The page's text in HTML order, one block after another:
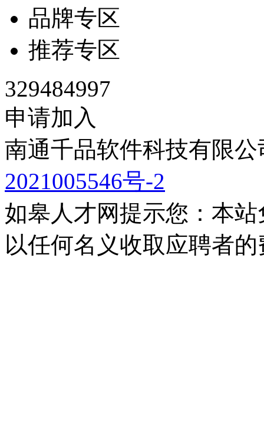
品牌专区
推荐专区
329484997
申请加入
南通千品软件科技有限
2021005546号-2
如皋人才网提示您：本
以任何名义收取应聘者